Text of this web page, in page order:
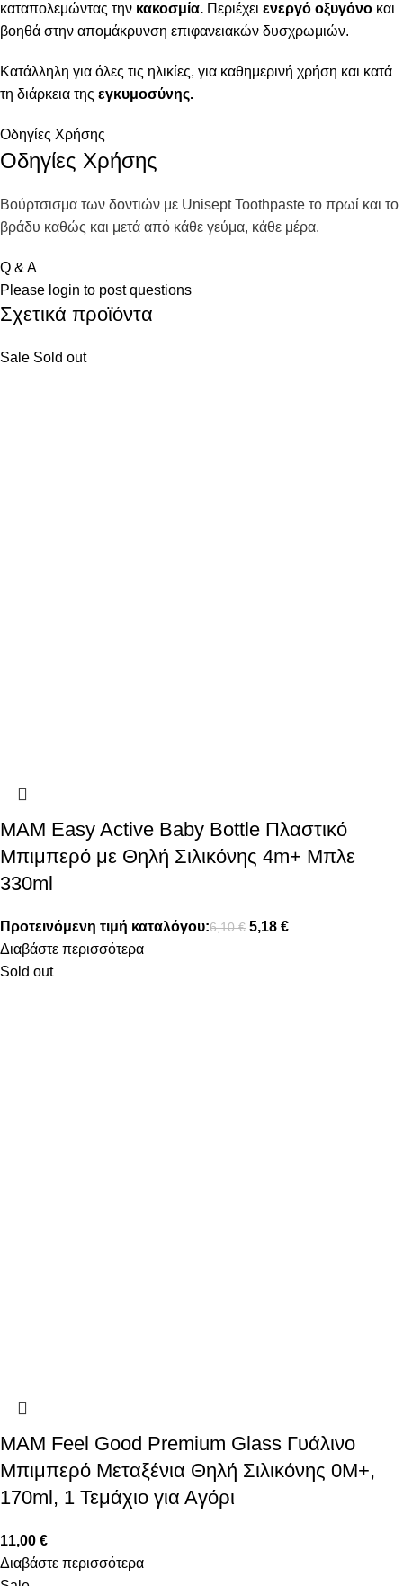
καταπολεμώντας την κακοσμία. Περιέχει ενεργό οξυγόνο και
βοηθά στην απομάκρυνση επιφανειακών δυσχρωμιών.
Κατάλληλη για όλες τις ηλικίες, για καθημερινή χρήση και κατά
τη διάρκεια της εγκυμοσύνης.
Οδηγίες Χρήσης
Οδηγίες Χρήσης
Βούρτσισμα των δοντιών με Unisept Toothpaste το πρωί και το
βράδυ καθώς και μετά από κάθε γεύμα, κάθε μέρα.
Q & A
Please login to post questions
Σχετικά προϊόντα
Sale Sold out
MAM Easy Active Baby Bottle Πλαστικό
Μπιμπερό με Θηλή Σιλικόνης 4m+ Μπλε
330ml
Προτεινόμενη τιμή καταλόγου:6,10€ 5,18 €
Διαβάστε περισσότερα
Sold out
MAM Feel Good Premium Glass Γυάλινο
Μπιμπερό Μεταξένια Θηλή Σιλικόνης 0Μ+,
170ml, 1 Τεμάχιο για Αγόρι
11,00 €
Διαβάστε περισσότερα